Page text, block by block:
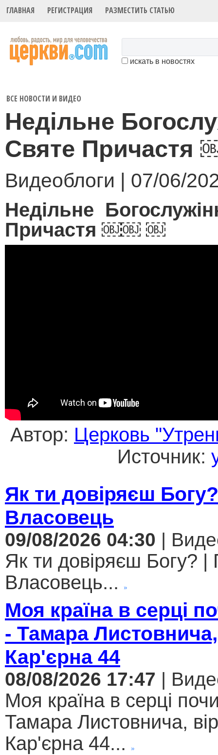
ГЛАВНАЯ РЕГИСТРАЦИЯ РАЗМЕСТИТЬ СТАТЬЮ
искать в новостях
ВСЕ НОВОСТИ И ВИДЕО
Недільне
Святе
Видеоблоги | 07/06/
Недільне
Причастя ￼￼ ￼
Автор: Церковь
Источник:
Як ти довіряєш
Власовець
09/08/2026 04:30 |
Як ти довіряєш Богу? |
Власовець...
Моя країна в серці
- Тамара
Кар'єрна 44
08/08/2026 17:47 |
Моя країна в серці
Тамара Листовнича,
Кар'єрна 44...